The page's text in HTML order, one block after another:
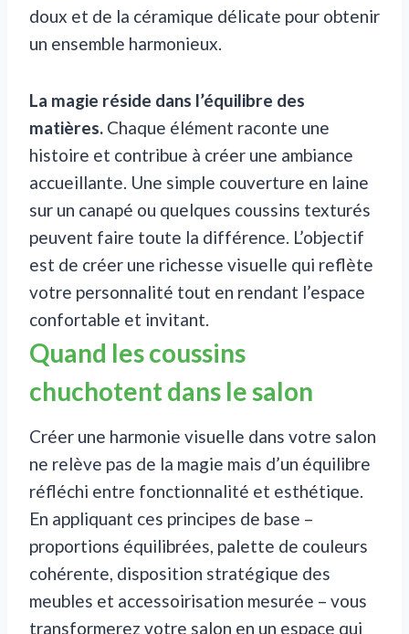
doux et de la céramique délicate pour obtenir
un ensemble harmonieux.
La magie réside dans l’équilibre des
matières. Chaque élément raconte une
histoire et contribue à créer une ambiance
accueillante. Une simple couverture en laine
sur un canapé ou quelques coussins texturés
peuvent faire toute la différence. L’objectif
est de créer une richesse visuelle qui reflète
votre personnalité tout en rendant l’espace
confortable et invitant.
Quand les coussins
chuchotent dans le salon
Créer une harmonie visuelle dans votre salon
ne relève pas de la magie mais d’un équilibre
réfléchi entre fonctionnalité et esthétique.
En appliquant ces principes de base –
proportions équilibrées, palette de couleurs
cohérente, disposition stratégique des
meubles et accessoirisation mesurée – vous
transformerez votre salon en un espace qui